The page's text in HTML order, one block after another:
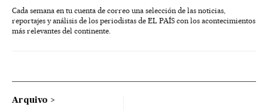
Cada semana en tu cuenta de correo una selección de las noticias,
reportajes y análisis de los periodistas de EL PAÍS con los acontecimientos
más relevantes del continente.
Arquivo